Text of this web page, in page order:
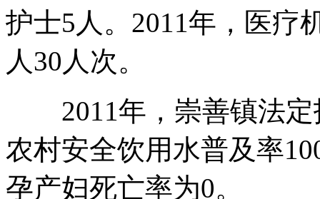
护士5人。2011年，医疗
人30人次。
2011年，崇善镇法定
农村安全饮用水普及率
孕产妇死亡率为0。